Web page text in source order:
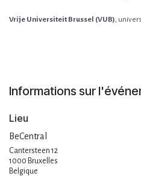
Vrije Universiteit Brussel (VUB) ,
Informations sur
Lieu
BeCentral
Cantersteen 12
1000 Bruxelles
Belgique